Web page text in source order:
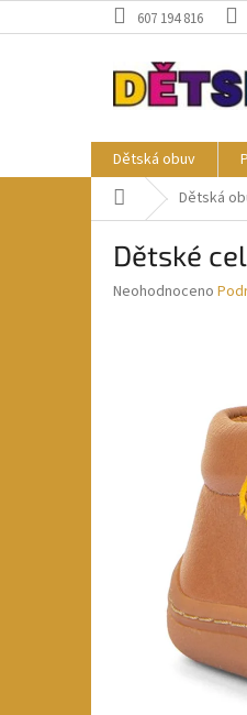
na
607 194 816
Dětská obuv
Domů Dětská
Dětské
Průměrné
Neohodnoceno